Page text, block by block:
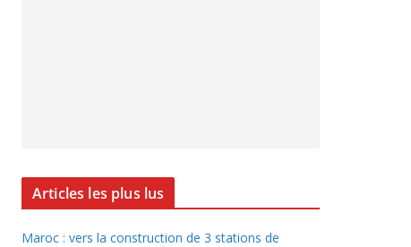
Articles les plus lus
Maroc : vers la construction de 3 stations de